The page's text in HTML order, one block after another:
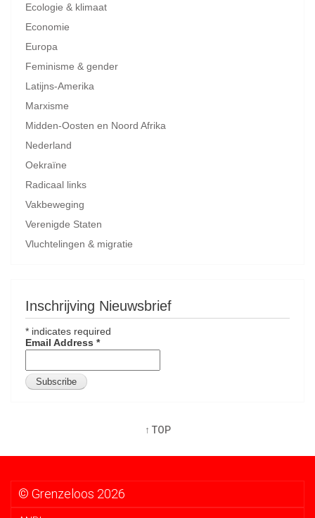
Ecologie & klimaat
Economie
Europa
Feminisme & gender
Latijns-Amerika
Marxisme
Midden-Oosten en Noord Afrika
Nederland
Oekraïne
Radicaal links
Vakbeweging
Verenigde Staten
Vluchtelingen & migratie
Inschrijving Nieuwsbrief
* indicates required
Email Address *
↑ TOP
© Grenzeloos 2026